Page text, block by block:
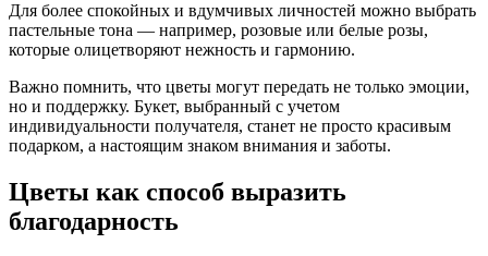
Для более спокойных и вдумчивых личностей можно выбрать
пастельные тона — например, розовые или белые розы,
которые олицетворяют нежность и гармонию.
Важно помнить, что цветы могут передать не только эмоции,
но и поддержку. Букет, выбранный с учетом
индивидуальности получателя, станет не просто красивым
подарком, а настоящим знаком внимания и заботы.
Цветы как способ выразить
благодарность